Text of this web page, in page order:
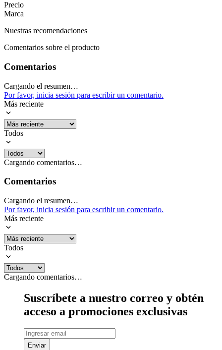
la encimera para un frente continuo y práctico. Se aprovecha al
máximo para lavar utensilios voluminosos, enjuagar cocinas y secar
resistente acompaña la rutina diaria, manteniendo el área de lavado
se adapta a cocinas de estilo contemporáneo y facilita el
Precio
Marca
Nuestras recomendaciones
Comentarios sobre el producto
Comentarios
Cargando el resumen…
Por favor, inicia sesión para escribir un comentario.
Más reciente
Todos
Cargando comentarios…
Comentarios
Cargando el resumen…
Por favor, inicia sesión para escribir un comentario.
Más reciente
Todos
Cargando comentarios…
Suscríbete a nuestro correo y obtén
acceso a promociones exclusivas
Enviar